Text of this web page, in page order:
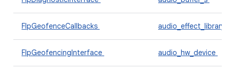
FlpGeofenceCallbacks
FlpGeofencingInterface audio_hw_device